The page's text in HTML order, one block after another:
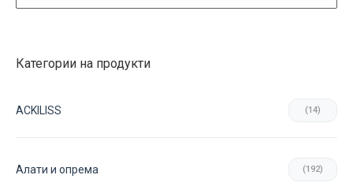
Категории на продукти
ACKILISS (14)
Aлати и опрема (192)